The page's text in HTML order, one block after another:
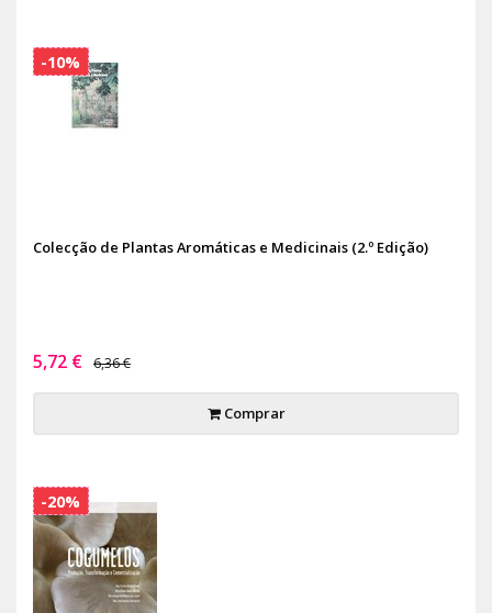
Colecção de Plantas Aromáticas e Medicinais (2.º Edição)
5,72 € 6,36 €
Comprar
-10%
-20%